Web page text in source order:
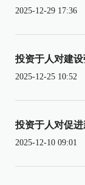
2025-12-29 17:36
投资于人对建
2025-12-25 10:52
投资于人对促
2025-12-10 09:01